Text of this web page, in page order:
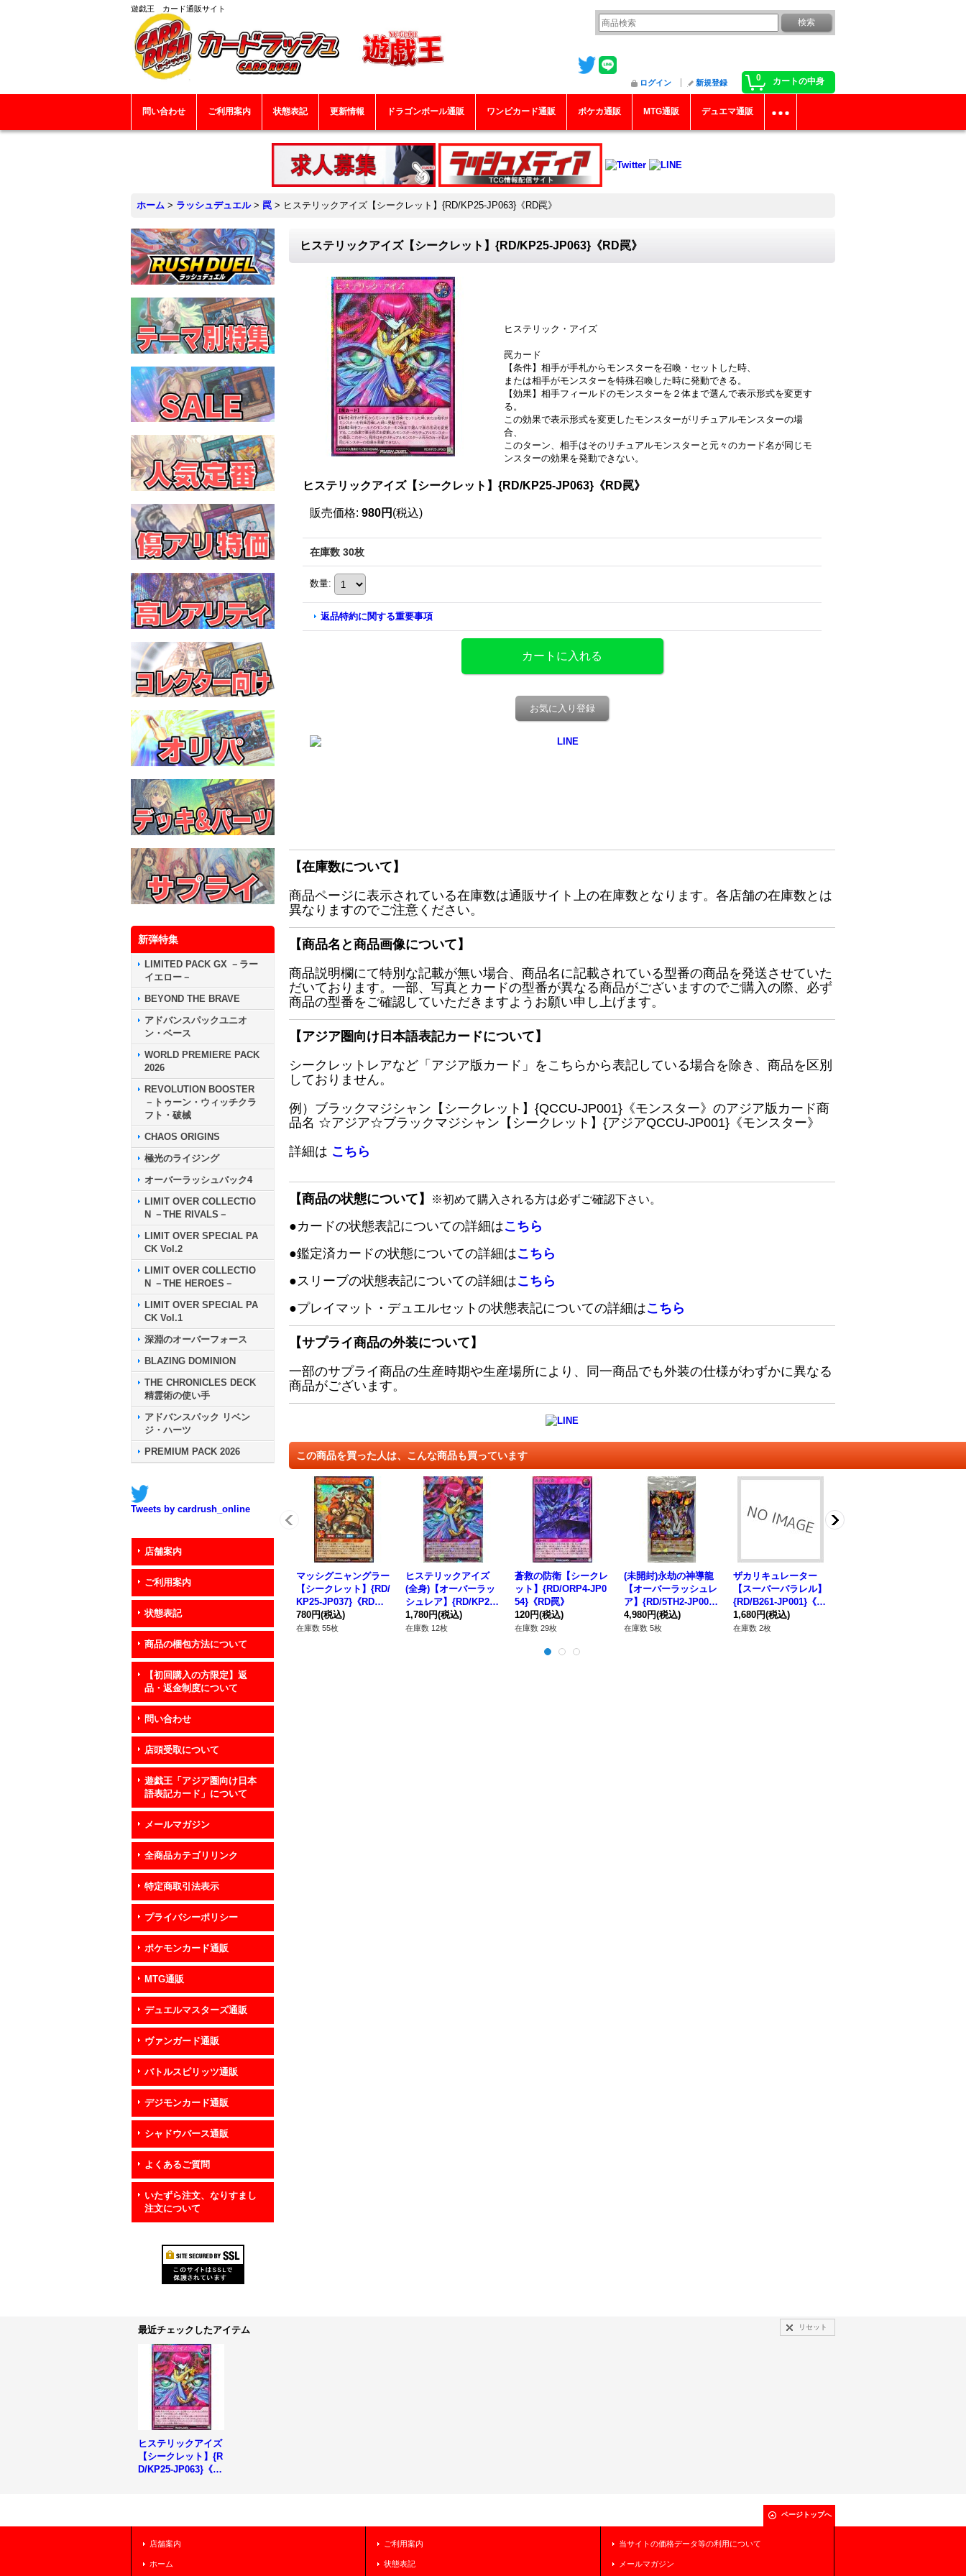
遊戯王 カード通販サイト
0 カートの中身
ログイン 新規登録
問い合わせ ご利用案内 状態表記 更新情報 ドラゴンボール通販 ワンピカード通販 ポケカ通販 MTG通販 デュエマ通販
ホーム > ラッシュデュエル > 罠 > ヒステリックアイズ【シークレット】{RD/KP25-JP063}《RD罠》
新弾特集
LIMITED PACK GX －ラー
イエロー－
BEYOND THE BRAVE
アドバンスパックユニオ
ン・ベース
WORLD PREMIERE PACK
2026
REVOLUTION BOOSTER
－トゥーン・ウィッチクラ
フト・破械
CHAOS ORIGINS
極光のライジング
オーバーラッシュパック4
LIMIT OVER COLLECTIO
N －THE RIVALS－
LIMIT OVER SPECIAL PA
CK Vol.2
LIMIT OVER COLLECTIO
N －THE HEROES－
LIMIT OVER SPECIAL PA
CK Vol.1
深淵のオーバーフォース
BLAZING DOMINION
THE CHRONICLES DECK
精霊術の使い手
アドバンスパック リベン
ジ・ハーツ
PREMIUM PACK 2026
Tweets by cardrush_online
店舗案内
ご利用案内
状態表記
商品の梱包方法について
【初回購入の方限定】返
品・返金制度について
問い合わせ
店頭受取について
遊戯王「アジア圏向け日本
語表記カード」について
メールマガジン
全商品カテゴリリンク
特定商取引法表示
プライバシーポリシー
ポケモンカード通販
MTG通販
デュエルマスターズ通販
ヴァンガード通販
バトルスピリッツ通販
デジモンカード通販
シャドウバース通販
よくあるご質問
いたずら注文、なりすまし
注文について
ヒステリックアイズ【シークレット】{RD/KP25-JP063}《RD罠》
ヒステリック・アイズ
罠カード
【条件】相手が手札からモンスターを召喚・セットした時、
または相手がモンスターを特殊召喚した時に発動できる。
【効果】相手フィールドのモンスターを２体まで選んで表示形式を変更す
る。
この効果で表示形式を変更したモンスターがリチュアルモンスターの場
合、
このターン、相手はそのリチュアルモンスターと元々のカード名が同じモ
ンスターの効果を発動できない。
ヒステリックアイズ【シークレット】{RD/KP25-JP063}《RD罠》
販売価格: 980円 (税込)
在庫数 30枚
数量:
返品特約に関する重要事項
お気に入り登録
【在庫数について】
商品ページに表示されている在庫数は通販サイト上の在庫数となります。各店舗の在庫数とは
異なりますのでご注意ください。
【商品名と商品画像について】
商品説明欄にて特別な記載が無い場合、商品名に記載されている型番の商品を発送させていた
だいております。一部、写真とカードの型番が異なる商品がございますのでご購入の際、必ず
商品の型番をご確認していただきますようお願い申し上げます。
【アジア圏向け日本語表記カードについて】
シークレットレアなど「アジア版カード」をこちらから表記している場合を除き、商品を区別
しておりません。
例）ブラックマジシャン【シークレット】{QCCU-JP001}《モンスター》のアジア版カード商
品名 ☆アジア☆ブラックマジシャン【シークレット】{アジアQCCU-JP001}《モンスター》
詳細は こちら
【商品の状態について】 ※初めて購入される方は必ずご確認下さい。
●カードの状態表記についての詳細はこちら
●鑑定済カードの状態についての詳細はこちら
●スリーブの状態表記についての詳細はこちら
●プレイマット・デュエルセットの状態表記についての詳細はこちら
【サプライ商品の外装について】
一部のサプライ商品の生産時期や生産場所により、同一商品でも外装の仕様がわずかに異なる
商品がございます。
この商品を買った人は、こんな商品も買っています
マッシグニャングラー
【シークレット】{RD/
KP25-JP037}《RDモ
ンスター》
780円(税込)
在庫数 55枚
ヒステリックアイズ
(全身)【オーバーラッ
シュレア】{RD/KP25-
JP063}《RD罠》
1,780円(税込)
在庫数 12枚
蒼救の防衛【シークレ
ット】{RD/ORP4-JP0
54}《RD罠》
120円(税込)
在庫数 29枚
(未開封)永劫の神導龍
【オーバーラッシュレ
ア】{RD/5TH2-JP001}
《RDモンスター》
4,980円(税込)
在庫数 5枚
ザカリキュレーター
【スーパーパラレル】
{RD/B261-JP001}《R
Dモンスター》
1,680円(税込)
在庫数 2枚
最近チェックしたアイテム リセット
ヒステリックアイズ
【シークレット】{R
D/KP25-JP063}《R
ページトップへ
店舗案内
ホーム
ご利用案内
状態表記
当サイトの価格データ等の利用について
メールマガジン